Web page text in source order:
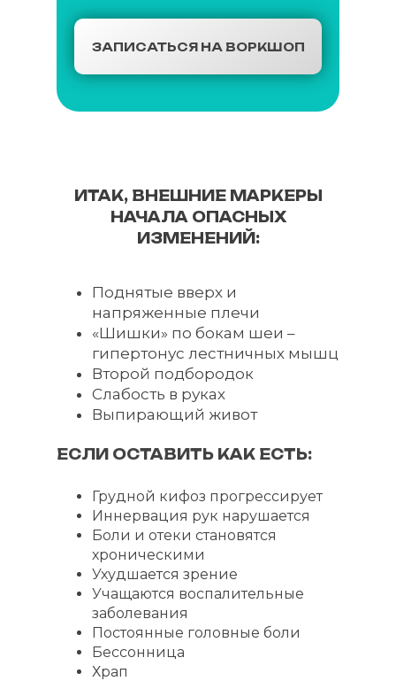
ЗАПИСАТЬСЯ НА ВОРКШОП
ИТАК, ВНЕШНИЕ МАРКЕРЫ
НАЧАЛА ОПАСНЫХ
ИЗМЕНЕНИЙ:
Грудной кифоз прогрессирует
Иннервация рук нарушается
Боли и отеки становятся
хроническими
Ухудшается зрение
Учащаются воспалительные
заболевания
Постоянные головные боли
Бессонница
Храп
ЕСЛИ ОСТАВИТЬ КАК ЕСТЬ:
Поднятые вверх и
напряженные плечи
«Шишки» по бокам шеи –
гипертонус лестничных мышц
Второй подбородок
Слабость в руках
Выпирающий живот